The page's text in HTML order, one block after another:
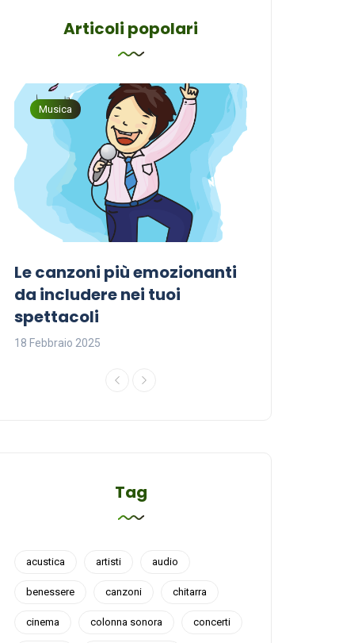
Articoli popolari
Musica
Le canzoni più emozionanti
da includere nei tuoi
spettacoli
18 Febbraio 2025
Tag
acustica artisti audio
benessere canzoni chitarra
cinema colonna sonora concerti